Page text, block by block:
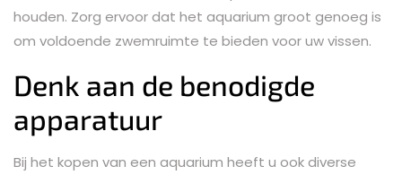
houden. Zorg ervoor dat het aquarium groot genoeg is
om voldoende zwemruimte te bieden voor uw vissen.
Denk aan de benodigde
apparatuur
Bij het kopen van een aquarium heeft u ook diverse